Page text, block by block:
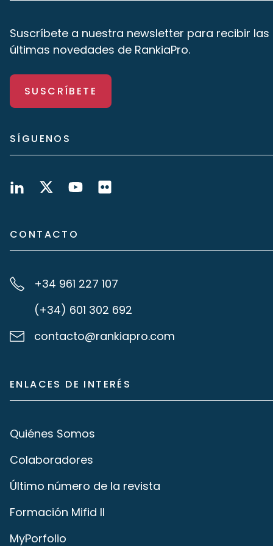
Suscríbete a nuestra newsletter para recibir las
últimas novedades de RankiaPro.
SUSCRÍBETE
SÍGUENOS
CONTACTO
+34 961 227 107
(+34) 601 302 692
contacto@rankiapro.com
ENLACES DE INTERÉS
Quiénes Somos
Colaboradores
Último número de la revista
Formación Mifid II
MyPorfolio